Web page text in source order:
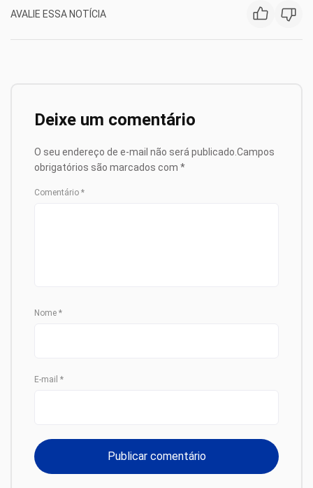
AVALIE ESSA NOTÍCIA
Deixe um comentário
O seu endereço de e-mail não será publicado. Campos
obrigatórios são marcados com *
Comentário *
Nome *
E-mail *